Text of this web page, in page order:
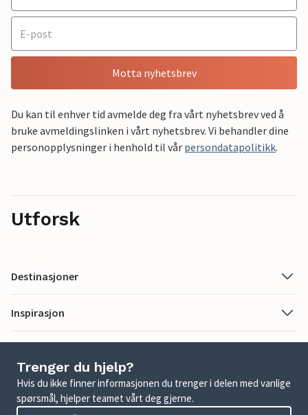
Motta nyhetsbrev
Du kan til enhver tid avmelde deg fra vårt nyhetsbrev ved å
bruke avmeldingslinken i vårt nyhetsbrev. Vi behandler dine
personopplysninger i henhold til vår persondatapolitikk.
Utforsk
Destinasjoner
Inspirasjon
Trenger du hjelp?
Hvis du ikke finner informasjonen du trenger i delen med vanlige
spørsmål, hjelper teamet vårt deg gjerne.